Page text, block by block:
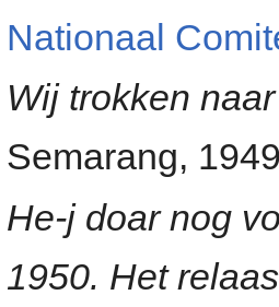
Nationaal
Wij trokken
Semarang,
He-j doar nog
1950. Het